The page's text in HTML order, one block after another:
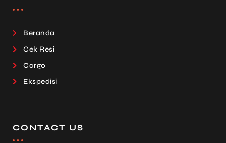
Beranda
Cek Resi
Cargo
Ekspedisi
CONTACT US